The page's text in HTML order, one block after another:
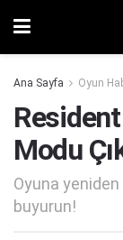
Ana Sayfa Oyun
Modu
Oyuna
buyurun!